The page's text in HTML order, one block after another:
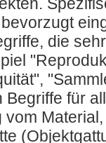
die
für